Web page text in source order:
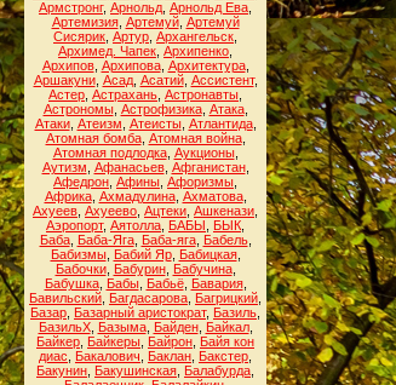
Армстронг, Арнольд Арнольд Ева
Артемизия, Артемуй, Артемуй
Сисярик Артур Архангельск
Архимед. Чапек Архипенко
Архипов, Архипова, Архитектура,
Аршакуни, Асад, Асатий, Ассистент,
Астер Астрахань Астронавты
Астрономы, Астрофизика, Атака,
Атаки, Атеизм Атеисты, Атлантида,
Атомная бомба, Атомная война,
Атомная подлодка, Аукционы,
Аутизм Афанасьев, Афганистан,
Афедрон Афины Афоризмы
Африка, Ахмадулина, Ахматова,
Ахуеев Ахуеево Ацтеки Ашкенази
Аэропорт, Аятолла БАБЫ БЫК
Баба, Баба-Яга, Баба-яга, Бабель,
Бабизмы, Бабий Яр, Бабицкая,
Бабочки, Бабурин, Бабучина,
Бабушка, Бабы, Бабьё, Бавария,
Бавильский Багдасарова Багрицкий
Базар Базарный аристократ, Базиль
БазильХ, Базыма, Байден, Байкал,
Байкер Байкеры Байрон Байя кон
диас
Бакалович Баклан Бакстер
Бакунин Бакушинская Балабурда